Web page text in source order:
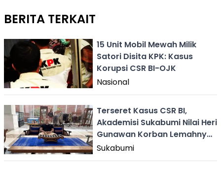
BERITA TERKAIT
15 Unit Mobil Mewah Milik
Satori Disita KPK: Kasus
Korupsi CSR BI-OJK
Nasional
Terseret Kasus CSR BI,
Akademisi Sukabumi Nilai Heri
Gunawan Korban Lemahnya
Regulasi
Sukabumi